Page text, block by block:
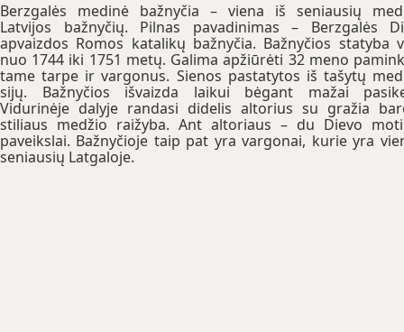
Berzgalės medinė bažnyčia – viena iš seniausių
Latvijos bažnyčių. Pilnas pavadinimas – Berzgalės
apvaizdos Romos katalikų bažnyčia. Bažnyčios statyba
nuo 1744 iki 1751 metų. Galima apžiūrėti 32 meno
tame tarpe ir vargonus. Sienos pastatytos iš tašytų
sijų. Bažnyčios išvaizda laikui bėgant mažai
Vidurinėje dalyje randasi didelis altorius su gražia
stiliaus medžio raižyba. Ant altoriaus – du Dievo
paveikslai. Bažnyčioje taip pat yra vargonai, kurie yra
seniausių Latgaloje.